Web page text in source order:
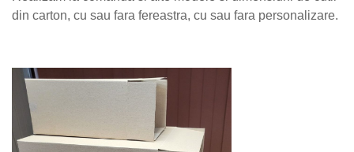
din carton, cu sau fara fereastra, cu sau fara personalizare.